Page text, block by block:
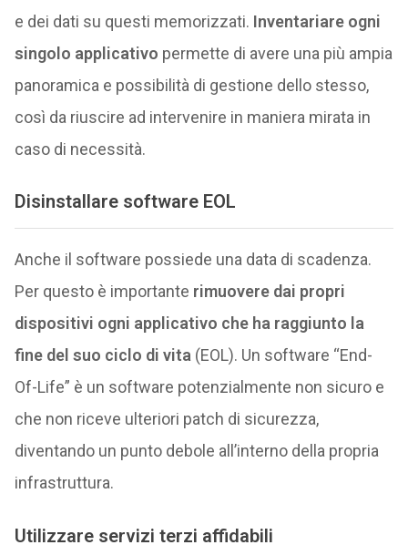
e dei dati su questi memorizzati. Inventariare ogni
singolo applicativo permette di avere una più ampia
panoramica e possibilità di gestione dello stesso,
così da riuscire ad intervenire in maniera mirata in
caso di necessità.
Disinstallare software EOL
Anche il software possiede una data di scadenza.
Per questo è importante rimuovere dai propri
dispositivi ogni applicativo che ha raggiunto la
fine del suo ciclo di vita (EOL). Un software “End-
Of-Life” è un software potenzialmente non sicuro e
che non riceve ulteriori patch di sicurezza,
diventando un punto debole all’interno della propria
infrastruttura.
Utilizzare servizi terzi affidabili